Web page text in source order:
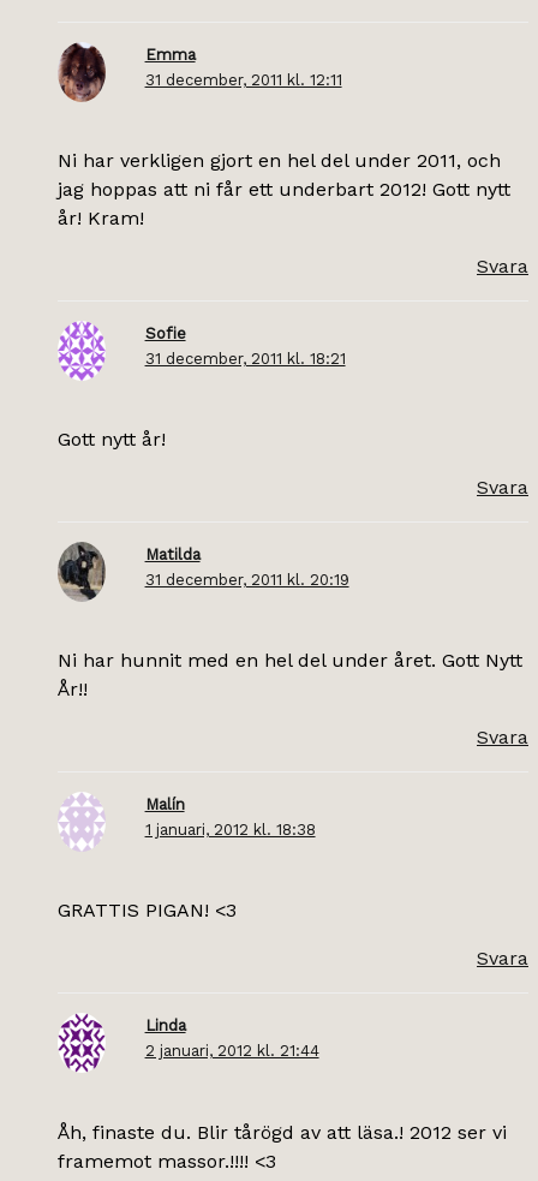
Emma
31 december, 2011 kl. 12:11
Ni har verkligen gjort en hel del under 2011, och
jag hoppas att ni får ett underbart 2012! Gott nytt
år! Kram!
Svara
Sofie
31 december, 2011 kl. 18:21
Gott nytt år!
Svara
Matilda
31 december, 2011 kl. 20:19
Ni har hunnit med en hel del under året. Gott Nytt
År!!
Svara
Malín
1 januari, 2012 kl. 18:38
GRATTIS PIGAN! <3
Svara
Linda
2 januari, 2012 kl. 21:44
Åh, finaste du. Blir tårögd av att läsa.! 2012 ser vi
framemot massor.!!!! <3